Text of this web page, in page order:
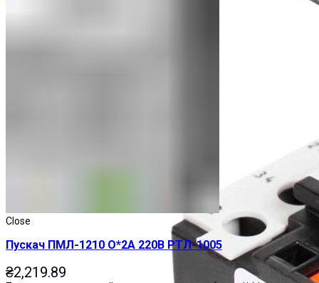
Close
Пускач ПМЛ-1210 О*2А 220В РТЛ-1005
₴2,219.89